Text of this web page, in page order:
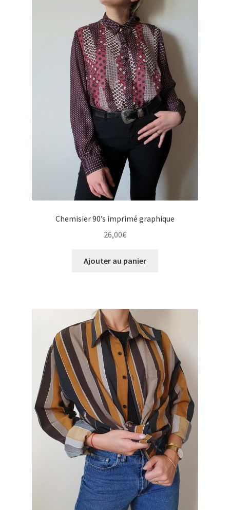
Chemisier 90’s imprimé graphique
26,00€
Ajouter au panier